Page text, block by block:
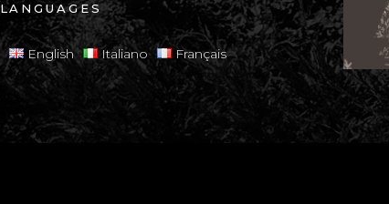
LANGUAGES
English Italiano Français